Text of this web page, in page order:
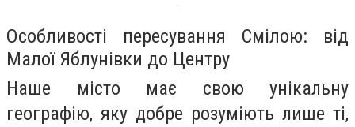
Особливості пересування Смілою: від
Малої Яблунівки до Центру
Наше місто має свою унікальну
географію, яку добре розуміють лише ті,